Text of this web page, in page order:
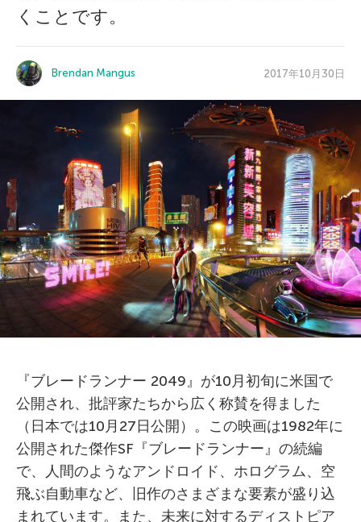
くことです。
Brendan Mangus 2017年10月30日
『ブレードランナー 2049』が10月初旬に米国で
公開され、批評家たちから広く称賛を得ました
（日本では10月27日公開）。この映画は1982年に
公開された傑作SF『ブレードランナー』の続編
で、人間のようなアンドロイド、ホログラム、空
飛ぶ自動車など、旧作のさまざまな要素が盛り込
まれています。また、未来に対するディストピア